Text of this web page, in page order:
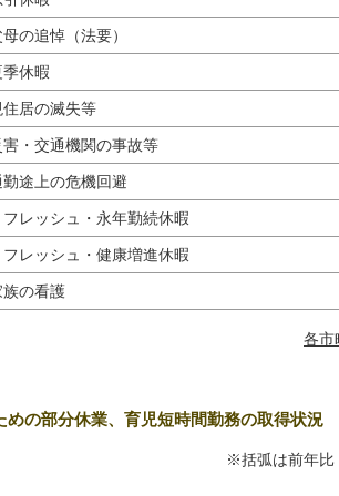
の追悼（法要）
季休暇
住居の滅失等
害・交通機関の事故等
勤途上の危機回避
フレッシュ・永年勤続休暇
フレッシュ・健康増進休暇
族の看護
各市
の部分休業、育児短時間勤務の取得状況
は前年比